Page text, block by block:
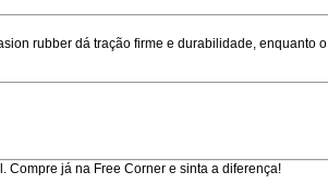
rubber dá tração firme e durabilidade, enquanto o
Compre já na Free Corner e sinta a diferença!